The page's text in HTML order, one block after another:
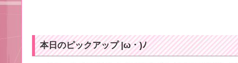
本日のピックアップ |ω・)ﾉ